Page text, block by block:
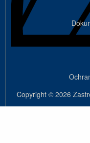
Copyright © 2026